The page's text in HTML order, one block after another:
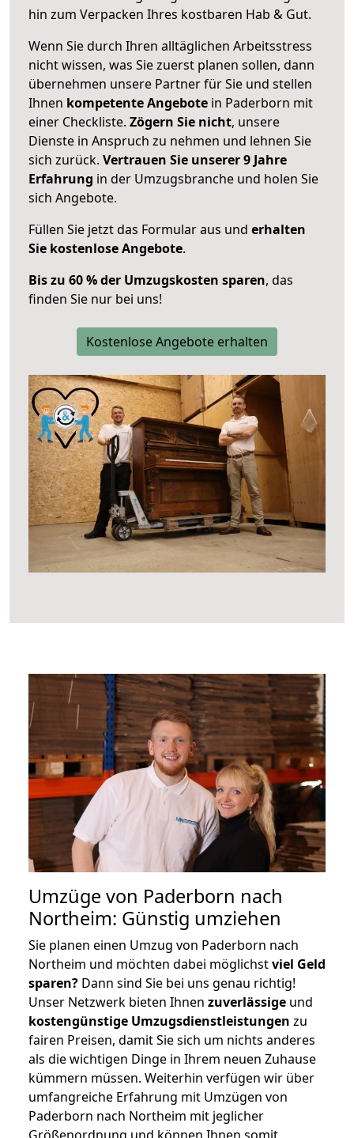
hin zum Verpacken Ihres kostbaren Hab & Gut.
Wenn Sie durch Ihren alltäglichen Arbeitsstress
nicht wissen, was Sie zuerst planen sollen, dann
übernehmen unsere Partner für Sie und stellen
Ihnen kompetente Angebote in Paderborn mit
einer Checkliste. Zögern Sie nicht, unsere
Dienste in Anspruch zu nehmen und lehnen Sie
sich zurück. Vertrauen Sie unserer 9 Jahre
Erfahrung in der Umzugsbranche und holen Sie
sich Angebote.
Füllen Sie jetzt das Formular aus und erhalten
Sie kostenlose Angebote.
Bis zu 60 % der Umzugskosten sparen, das
finden Sie nur bei uns!
Kostenlose Angebote erhalten
Umzüge von Paderborn nach
Northeim: Günstig umziehen
Sie planen einen Umzug von Paderborn nach
Northeim und möchten dabei möglichstviel Geld
sparen? Dann sind Sie bei uns genau richtig!
Unser Netzwerk bieten Ihnen zuverlässige und
kostengünstige Umzugsdienstleistungen zu
fairen Preisen, damit Sie sich um nichts anderes
als die wichtigen Dinge in Ihrem neuen Zuhause
kümmern müssen. Weiterhin verfügen wir über
umfangreiche Erfahrung mit Umzügen von
Paderborn nach Northeim mit jeglicher